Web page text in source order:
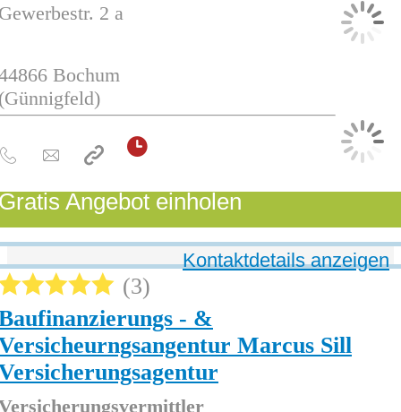
2 a
Bochum
Angebot einholen
- &
Marcus Sill
3
Kontaktdetails anzeigen